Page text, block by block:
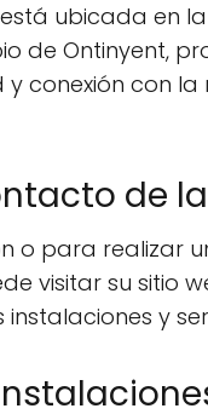
ubicada en
de Ontinyent,
conexión con
de
o para realizar
visitar su sitio
y